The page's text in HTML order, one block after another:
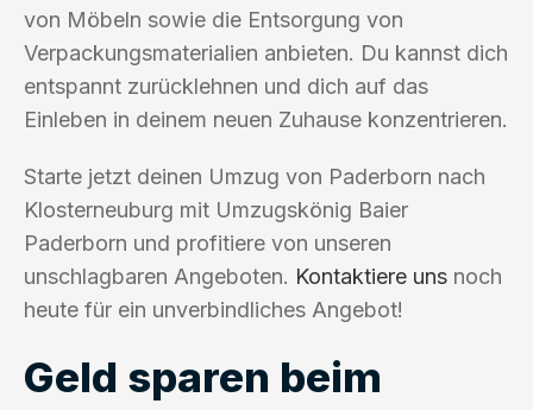
von Möbeln sowie die Entsorgung von
Verpackungsmaterialien anbieten. Du kannst dich
entspannt zurücklehnen und dich auf das
Einleben in deinem neuen Zuhause konzentrieren.
Starte jetzt deinen Umzug von Paderborn nach
Klosterneuburg mit Umzugskönig Baier
Paderborn und profitiere von unseren
unschlagbaren Angeboten. Kontaktiere uns noch
heute für ein unverbindliches Angebot!
Geld sparen beim